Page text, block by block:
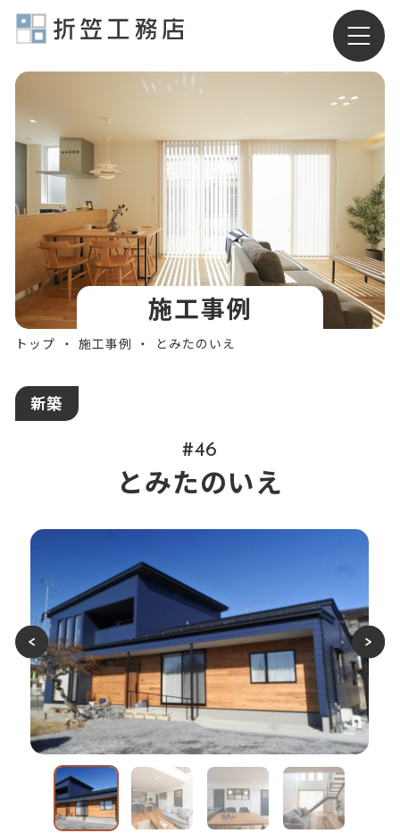
有限会社折笠工務店
施工事例
トップ 施工事例 とみたのいえ
新築
#46
とみたのいえ